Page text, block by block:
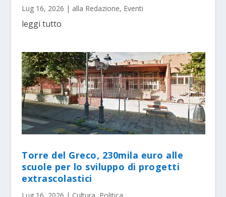
Lug 16, 2026 | alla Redazione, Eventi
leggi tutto
Torre del Greco, 230mila euro alle
scuole per lo sviluppo di progetti
extrascolastici